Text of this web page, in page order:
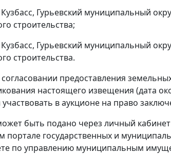
Гурьевский муниципальный
строительства;
Гурьевский муниципальный
строительства.
предоставления
настоящего извещения (дата
в аукционе на право
быть подано через личный
портале государственных и
по управлению муниципальным